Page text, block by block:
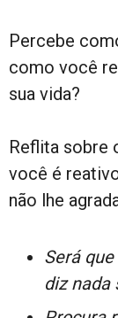
Percebe
como você
sua vida?
Reflita sobre
você é
não lhe
Será
diz nada